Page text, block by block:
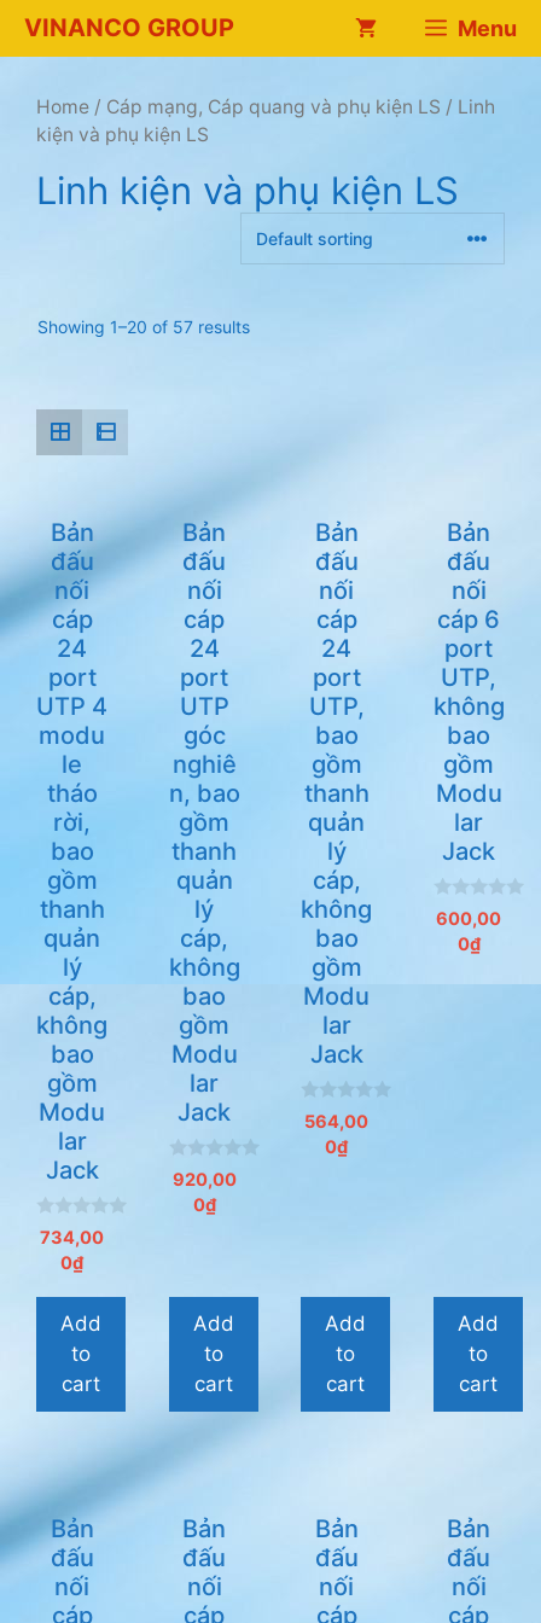
Chuyển
đến
dung
VINANCO GROUP Menu
Home / Cáp mạng, Cáp quang và phụ kiện LS / Linh
kiện và phụ kiện LS
Linh kiện và phụ kiện LS
Showing 1–20 of 57 results
Bản
đấu
nối
cáp
24
port
UTP 4
modu
le
tháo
rời,
bao
gồm
thanh
quản
lý
cáp,
không
bao
gồm
Modu
lar
Jack
0
n
à
734,00
0₫
Add
to
cart
Bản
đấu
nối
cáp
24
port
UTP
góc
nghiê
n, bao
gồm
thanh
quản
lý
cáp,
không
bao
gồm
Modu
lar
Jack
0
n
920,00
0₫
Add
to
cart
Bản
đấu
nối
cáp
24
port
UTP,
bao
gồm
thanh
quản
lý
cáp,
không
bao
gồm
Modu
lar
Jack
0
n564,00
0₫
Add
to
cart
Bản
đấu
nối
cáp 6
port
UTP,
không
bao
gồm
Modu
lar
Jack
0
n
600,00
0₫
Add
to
cart
Bản
đấu
nối
cáp
Bản
đấu
nối
cáp
Bản
đấu
nối
cáp
Bản
đấu
nối
cáp